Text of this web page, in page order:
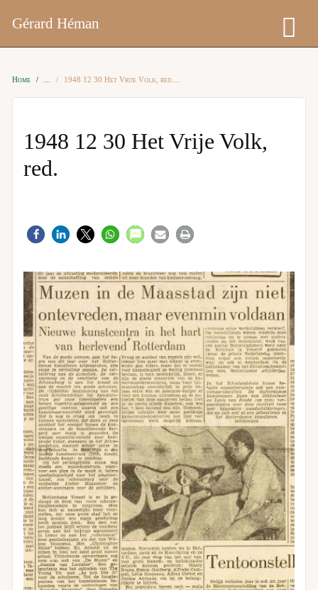
Gérard Héman
Home 1948 12 30 Het Vrije Volk, red.
1948 12 30 Het Vrije Volk,
red.